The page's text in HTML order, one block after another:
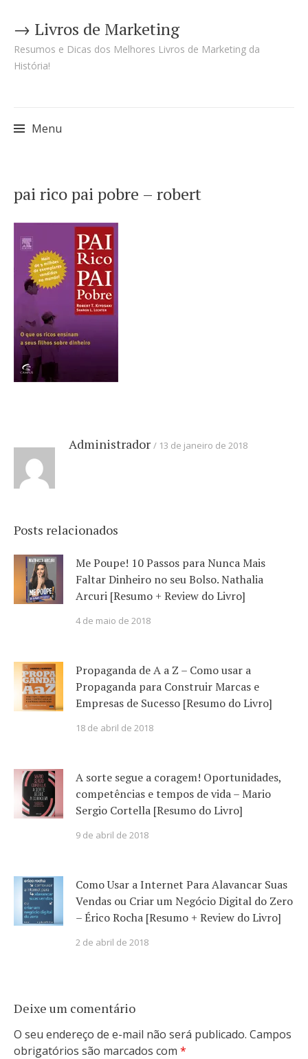
→ Livros de Marketing
Resumos e Dicas dos Melhores Livros de Marketing da
História!
Menu
para
o
conteúdo
pai rico pai pobre – robert
Administrador 13 de janeiro de 2018
Posts relacionados
Me Poupe! 10 Passos para Nunca Mais
Faltar Dinheiro no seu Bolso. Nathalia
Arcuri [Resumo + Review do Livro]
4 de maio de 2018
Propaganda de A a Z – Como usar a
Propaganda para Construir Marcas e
Empresas de Sucesso [Resumo do Livro]
18 de abril de 2018
A sorte segue a coragem! Oportunidades,
competências e tempos de vida – Mario
Sergio Cortella [Resumo do Livro]
9 de abril de 2018
Como Usar a Internet Para Alavancar Suas
Vendas ou Criar um Negócio Digital do Zero
– Érico Rocha [Resumo + Review do Livro]
2 de abril de 2018
Deixe um comentário
O seu endereço de e-mail não será publicado. Campos
obrigatórios são marcados com *